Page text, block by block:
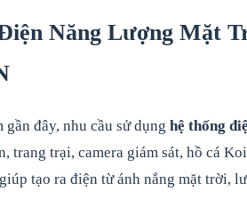
Năng Lượng Mặt
gần đây, nhu cầu sử dụng hệ thống
trang trại, camera giám sát, hồ cá
tạo ra điện từ ánh nắng mặt trời,